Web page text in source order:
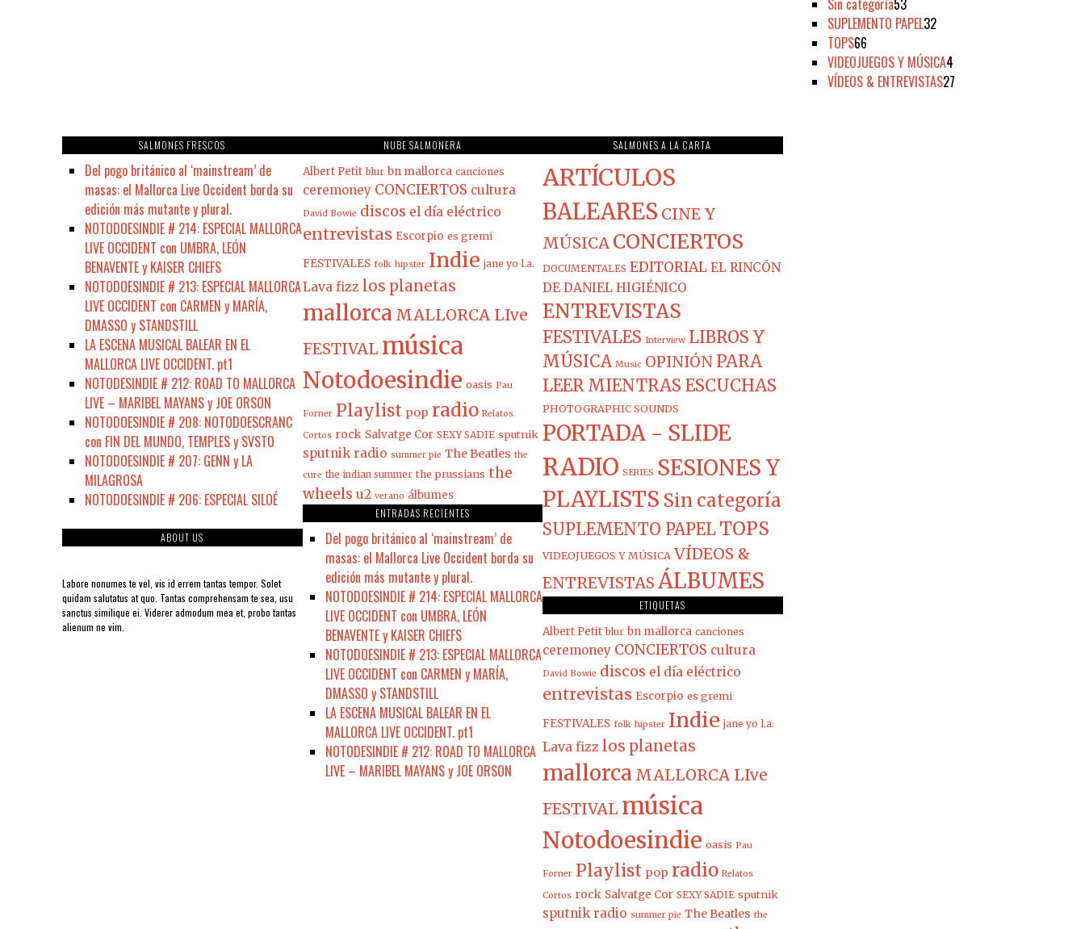
Sin categoría53
SUPLEMENTO PAPEL32
TOPS66
VIDEOJUEGOS Y MÚSICA4
VÍDEOS & ENTREVISTAS27
SALMONES FRESCOS
Del pogo británico al ‘mainstream’ de
masas: el Mallorca Live Occident borda su
edición más mutante y plural.
NOTODOESINDIE # 214: ESPECIAL MALLORCA
LIVE OCCIDENT con UMBRA, LEÓN
BENAVENTE y KAISER CHIEFS
NOTODOESINDIE # 213: ESPECIAL MALLORCA
LIVE OCCIDENT con CARMEN y MARÍA,
DMASSO y STANDSTILL
LA ESCENA MUSICAL BALEAR EN EL
MALLORCA LIVE OCCIDENT. pt1
NOTODESINDIE # 212: ROAD TO MALLORCA
LIVE – MARIBEL MAYANS y JOE ORSON
NOTODOESINDIE # 208: NOTODOESCRANC
con FIN DEL MUNDO, TEMPLES y SVSTO
NOTODOESINDIE # 207: GENN y LA
MILAGROSA
NOTODOESINDIE # 206: ESPECIAL SILOÉ
ABOUT US
Labore nonumes te vel, vis id errem tantas tempor. Solet
quidam salutatus at quo. Tantas comprehensam te sea, usu
sanctus similique ei. Viderer admodum mea et, probo tantas
alienum ne vim.
NUBE SALMONERA
Albert Petit blur bn mallorca canciones
ceremoney CONCIERTOS cultura
David Bowie discos el día eléctrico
entrevistas Escorpio es gremi
FESTIVALES folk hipster Indie jane yo l.a.
Lava fizz los planetas
mallorca MALLORCA LIve
FESTIVAL música
Notodoesindie oasis Pau
Forner Playlist pop radio Relatos
Cortos rock Salvatge Cor SEXY SADIE sputnik
sputnik radio summer pie The Beatles the
cure the indian summer the prussians the
wheels u2 verano álbumes
ENTRADAS RECIENTES
Del pogo británico al ‘mainstream’ de
masas: el Mallorca Live Occident borda su
edición más mutante y plural.
NOTODOESINDIE # 214: ESPECIAL MALLORCA
LIVE OCCIDENT con UMBRA, LEÓN
BENAVENTE y KAISER CHIEFS
NOTODOESINDIE # 213: ESPECIAL MALLORCA
LIVE OCCIDENT con CARMEN y MARÍA,
DMASSO y STANDSTILL
LA ESCENA MUSICAL BALEAR EN EL
MALLORCA LIVE OCCIDENT. pt1
NOTODESINDIE # 212: ROAD TO MALLORCA
LIVE – MARIBEL MAYANS y JOE ORSON
SALMONES A LA CARTA
ARTÍCULOS
BALEARES CINE Y
MÚSICA CONCIERTOS
DOCUMENTALES EDITORIAL EL RINCÓN
DE DANIEL HIGIÉNICO
ENTREVISTAS
FESTIVALES Interview LIBROS Y
MÚSICA Music OPINIÓN PARA
LEER MIENTRAS ESCUCHAS
PHOTOGRAPHIC SOUNDS
PORTADA - SLIDE
RADIO SERIES SESIONES Y
PLAYLISTS Sin categoría
SUPLEMENTO PAPEL TOPS
VIDEOJUEGOS Y MÚSICA VÍDEOS &
ENTREVISTASÁLBUMES
ETIQUETAS
Albert Petit blur bn mallorca canciones
ceremoney CONCIERTOS cultura
David Bowie discos el día eléctrico
entrevistas Escorpio es gremi
FESTIVALES folk hipster Indie jane yo l.a.
Lava fizz los planetas
mallorca MALLORCA LIve
FESTIVAL música
Notodoesindie oasis Pau
Forner Playlist pop radio Relatos
Cortos rock Salvatge Cor SEXY SADIE sputnik
sputnik radio summer pie The Beatles the